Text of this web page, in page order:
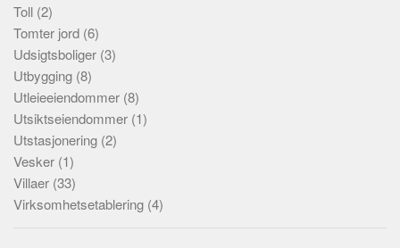
Toll (2)
Tomter jord (6)
Udsigtsboliger (3)
Utbygging (8)
Utleieeiendommer (8)
Utsiktseiendommer (1)
Utstasjonering (2)
Vesker (1)
Villaer (33)
Virksomhetsetablering (4)